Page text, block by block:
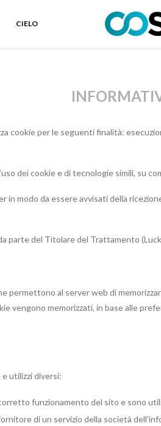
CIELO
cookie per le seguenti finalità:
dei cookie e di tecnologie simili, su
modo da essere avvisati della
parte del Titolare del Trattamento
al server web di
vengono memorizzati, in base alle
utilizzi diversi:
funzionamento del sito e sono
di un servizio della società